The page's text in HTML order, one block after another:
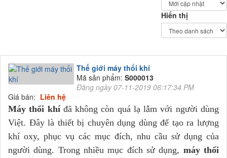
Hiển thị
Thế giới máy thổi khí
Mã sản phẩm: S000013
Đăng ngày 07-11-2019 06:17:34 PM
Giá bán: Liên hệ
Máy thổi khíđã không còn quá lạ lẫm với người dùng
Việt. Đây là thiết bị chuyên dụng dùng để tạo ra lượng
khí oxy, phục vụ các mục đích, nhu cầu sử dụng của
người dùng. Trong nhiều mục đích sử dụng, máy thổi